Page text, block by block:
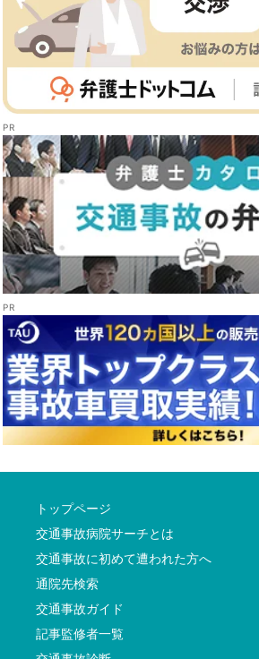
トップページ
交通事故病院サーチとは
交通事故に初めて遭われた方へ
通院先検索
交通事故ガイド
記事監修者一覧